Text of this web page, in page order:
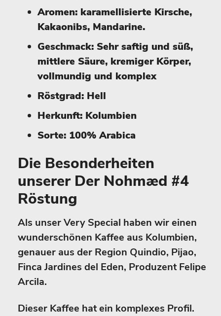
Aromen: karamellisierte Kirsche,
Kakaonibs, Mandarine.
Geschmack: Sehr saftig und süß,
mittlere Säure, kremiger Körper,
vollmundig und komplex
Röstgrad: Hell
Herkunft: Kolumbien
Sorte: 100% Arabica
Die Besonderheiten
unserer Der Nohmæd #4
Röstung
Als unser Very Special haben wir einen
wunderschönen Kaffee aus Kolumbien,
genauer aus der Region Quindio, Pijao,
Finca Jardines del Eden, Produzent Felipe
Arcila.
Dieser Kaffee hat ein komplexes Profil.